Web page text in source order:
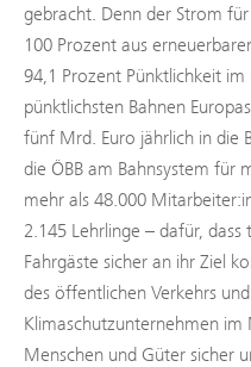
gebracht. Denn der Strom
100 Prozent aus
94,1 Prozent Pünktlichkeit
pünktlichsten Bahnen
fünf Mrd. Euro jährlich in die
die ÖBB am Bahnsystem für
mehr als 48.000
2.145 Lehrlinge – dafür, dass
Fahrgäste sicher an ihr Ziel
des öffentlichen Verkehrs
Klimaschutzunternehmen
Menschen und Güter sicher